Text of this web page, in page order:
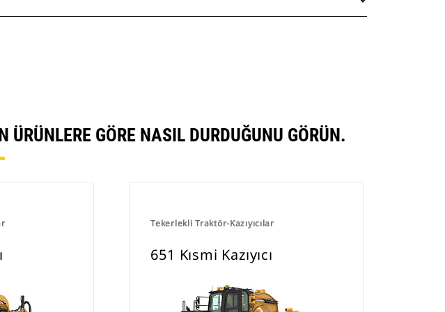
GÖRE NASIL DURDUĞUNU GÖRÜN.
Tekerlekli Traktör-Kazıyıcılar
651 Kısmi Kazıyıcı